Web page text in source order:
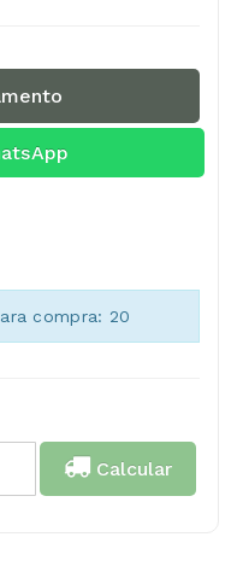
compra: 20
Calcular